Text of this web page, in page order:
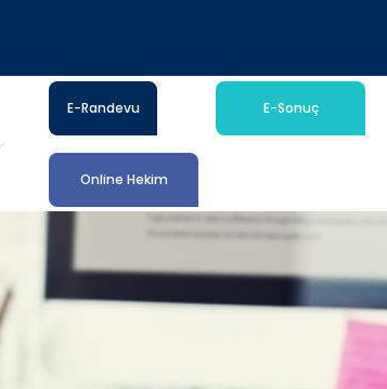
E-Randevu E-Sonuç
Online Hekim